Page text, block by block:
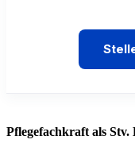
Pflegefachkraft als